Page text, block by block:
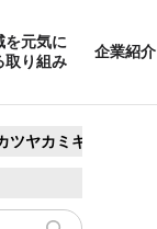
を元気に
取り組み
企業紹介
ツヤカミキリ